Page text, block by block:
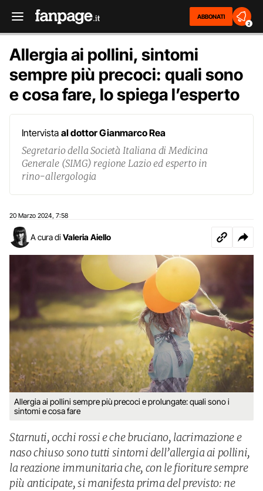
ABBONATI
2
Allergia ai pollini, sintomi
sempre più precoci: quali sono
e cosa fare, lo spiega l’esperto
Intervista al dottor Gianmarco Rea
Segretario della Società Italiana di Medicina
Generale (SIMG) regione Lazio ed esperto in
rino-allergologia
20 Marzo 2024 7:58
A cura di Valeria Aiello
Allergia ai pollini sempre più precoci e prolungate: quali sono i
sintomi e cosa fare
Starnuti, occhi rossi e che bruciano, lacrimazione e
naso chiuso sono tutti sintomi dell’allergia ai pollini,
la reazione immunitaria che, con le fioriture sempre
più anticipate, si manifesta prima del previsto: ne